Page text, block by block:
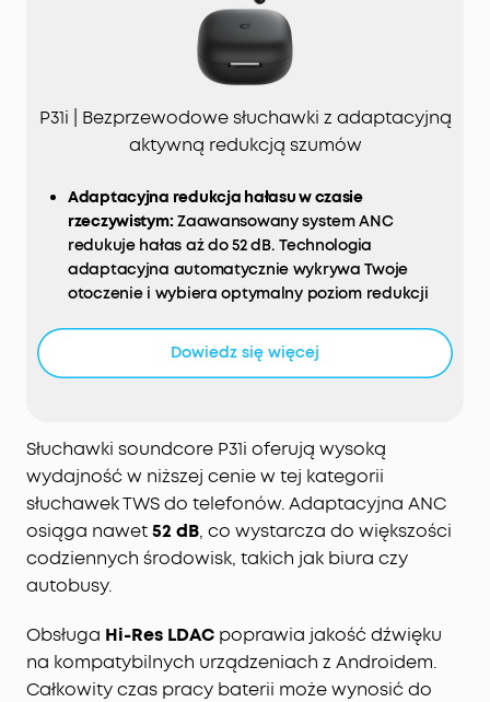
P31i | Bezprzewodowe słuchawki z adaptacyjną
aktywną redukcją szumów
Adaptacyjna redukcja hałasu w czasie
rzeczywistym: Zaawansowany system ANC
redukuje hałas aż do 52 dB. Technologia
adaptacyjna automatycznie wykrywa Twoje
otoczenie i wybiera optymalny poziom redukcji
niezależnie od sytuacji.
Ciesz się
i Hi-Res Audio słuchawki z aktywną redukcją
hałasu wiernie odwzorowują każdy detal muzyki,
oferując bogate brzmienie z doskonałą
równowagą tonów wysokich i niskich.
Tłumaczenie w czasie rzeczywistym w ponad 100
językach dzięki AI:Komunikuj się bez barier
językowych — sztuczna inteligencja tłumaczy
umożliwiając naturalną, płynną komunikację w
ponad 100 językach.
6 mikrofonów z technologią AI dla krystalicznie
Dowiedz się więcej
Słuchawki soundcore P31i oferują wysoką
wydajność w niższej cenie w tej kategorii
słuchawek TWS do telefonów. Adaptacyjna ANC
osiąga nawet52 dB, co wystarcza do większości
codziennych środowisk, takich jak biura czy
autobusy.
Obsługa Hi-Res LDAC poprawia jakość dźwięku
na kompatybilnych urządzeniach z Androidem.
Całkowity czas pracy baterii może wynosić do